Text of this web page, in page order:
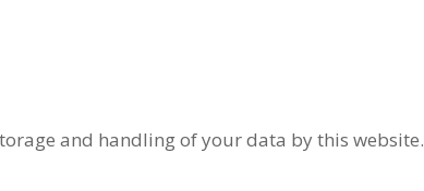
and handling of your data by this website.